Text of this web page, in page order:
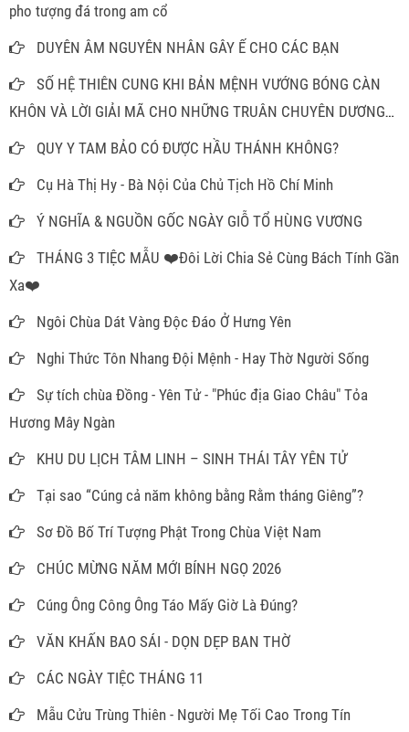
pho tượng đá trong am cổ
DUYÊN ÂM NGUYÊN NHÂN GÂY Ế CHO CÁC BẠN
SỐ HỆ THIÊN CUNG KHI BẢN MỆNH VƯỚNG BÓNG CÀN
KHÔN VÀ LỜI GIẢI MÃ CHO NHỮNG TRUÂN CHUYÊN DƯƠNG
THẾ
QUY Y TAM BẢO CÓ ĐƯỢC HẦU THÁNH KHÔNG?
Cụ Hà Thị Hy - Bà Nội Của Chủ Tịch Hồ Chí Minh
Ý NGHĨA & NGUỒN GỐC NGÀY GIỖ TỔ HÙNG VƯƠNG
THÁNG 3 TIỆC MẪU ❤️Đôi Lời Chia Sẻ Cùng Bách Tính Gần
Xa❤️
Ngôi Chùa Dát Vàng Độc Đáo Ở Hưng Yên
Nghi Thức Tôn Nhang Đội Mệnh - Hay Thờ Người Sống
Sự tích chùa Đồng - Yên Tử - "Phúc địa Giao Châu" Tỏa
Hương Mây Ngàn
KHU DU LỊCH TÂM LINH – SINH THÁI TÂY YÊN TỬ
Tại sao “Cúng cả năm không bằng Rằm tháng Giêng”?
Sơ Đồ Bố Trí Tượng Phật Trong Chùa Việt Nam
CHÚC MỪNG NĂM MỚI BÍNH NGỌ 2026
Cúng Ông Công Ông Táo Mấy Giờ Là Đúng?
VĂN KHẤN BAO SÁI - DỌN DẸP BAN THỜ
CÁC NGÀY TIỆC THÁNG 11
Mẫu Cửu Trùng Thiên - Người Mẹ Tối Cao Trong Tín